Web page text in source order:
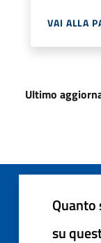
VAI ALLA
Ultimo
su